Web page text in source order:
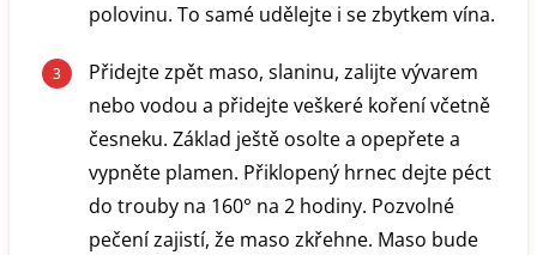
polovinu. To samé udělejte i se zbytkem vína.
Přidejte zpět maso, slaninu, zalijte vývarem
nebo vodou a přidejte veškeré koření včetně
česneku. Základ ještě osolte a opepřete a
vypněte plamen. Přiklopený hrnec dejte péct
do trouby na 160° na 2 hodiny. Pozvolné
pečení zajistí, že maso zkřehne. Maso bude